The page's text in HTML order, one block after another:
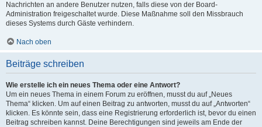
Nachrichten an andere Benutzer nutzen, falls diese von der Board-
Administration freigeschaltet wurde. Diese Maßnahme soll den Missbrauch
dieses Systems durch Gäste verhindern.
Nach oben
Beiträge schreiben
Wie erstelle ich ein neues Thema oder eine Antwort?
Um ein neues Thema in einem Forum zu eröffnen, musst du auf „Neues
Thema“ klicken. Um auf einen Beitrag zu antworten, musst du auf „Antworten“
klicken. Es könnte sein, dass eine Registrierung erforderlich ist, bevor du einen
Beitrag schreiben kannst. Deine Berechtigungen sind jeweils am Ende der